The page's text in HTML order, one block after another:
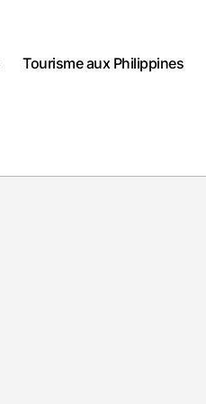
Tourisme aux Philippines